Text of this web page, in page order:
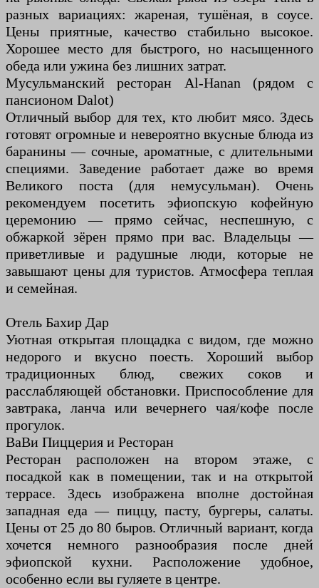
разных вариациях: жареная, тушёная, в соусе.
Цены приятные, качество стабильно высокое.
Хорошее место для быстрого, но насыщенного
обеда или ужина без лишних затрат.
Мусульманский ресторан Al-Hanan (рядом с
пансионом Dalot)
Отличный выбор для тех, кто любит мясо. Здесь
готовят огромные и невероятно вкусные блюда из
баранины — сочные, ароматные, с длительными
специями. Заведение работает даже во время
Великого поста (для немусульман). Очень
рекомендуем посетить эфиопскую кофейную
церемонию — прямо сейчас, неспешную, с
обжаркой зёрен прямо при вас. Владельцы —
приветливые и радушные люди, которые не
завышают цены для туристов. Атмосфера теплая
и семейная.
Отель Бахир Дар
Уютная открытая площадка с видом, где можно
недорого и вкусно поесть. Хороший выбор
традиционных блюд, свежих соков и
расслабляющей обстановки. Приспособление для
завтрака, ланча или вечернего чая/кофе после
прогулок.
ВаВи Пиццерия и Ресторан
Ресторан расположен на втором этаже, с
посадкой как в помещении, так и на открытой
террасе. Здесь изображена вполне достойная
западная еда — пиццу, пасту, бургеры, салаты.
Цены от 25 до 80 быров. Отличный вариант, когда
хочется немного разнообразия после дней
эфиопской кухни. Расположение удобное,
особенно если вы гуляете в центре.